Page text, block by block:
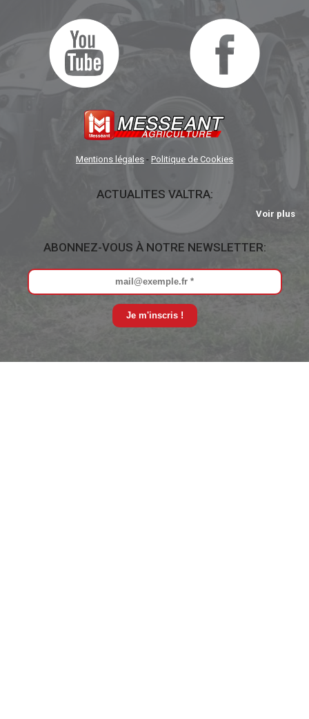
Mentions légales - Politique de Cookies
ACTUALITES VALTRA:
Voir plus
ABONNEZ-VOUS À NOTRE NEWSLETTER: